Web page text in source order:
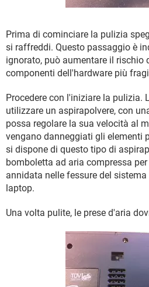
Prima di cominciare la pulizia
si raffreddi. Questo passaggio è
ignorato, può aumentare il rischio
componenti dell'hardware più
Procedere con l'iniziare la pulizia.
utilizzare un aspirapolvere, con
possa regolare la sua velocità al
vengano danneggiati gli elementi
si dispone di questo tipo di
bomboletta ad aria compressa
annidata nelle fessure del
laptop.
Una volta pulite, le prese d'aria